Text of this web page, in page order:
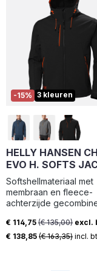
polsen : Elastisch |
zakken : 3
-15% 3 kleuren
HELLY HANSEN
EVO H. SOFTS
74140
Softshellmateriaal met
membraan en fleece-
achterzijde
voor het ultieme
Verkoopprijs:
€ 114,75 (€ 135,00) excl.
€ 138,85 (€ 163,35) incl.